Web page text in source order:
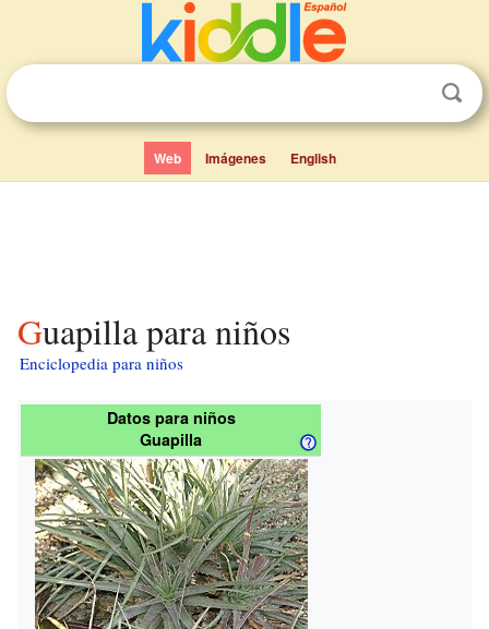
Web Imágenes English
Guapilla para niños
Enciclopedia para niños
Datos para niños
Guapilla